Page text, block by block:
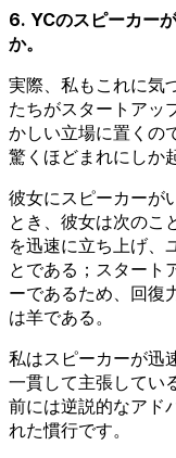
6. YCのスピーカー
か。
実際、私もこれに気
たちがスタートアッ
かしい立場に置くの
驚くほどまれにしか
彼女にスピーカーが
とき、彼女は次のこ
を迅速に立ち上げ、
とである；スタート
ーであるため、回復
は羊である。
私はスピーカーが迅
一貫して主張してい
前には逆説的なアド
れた慣行です。